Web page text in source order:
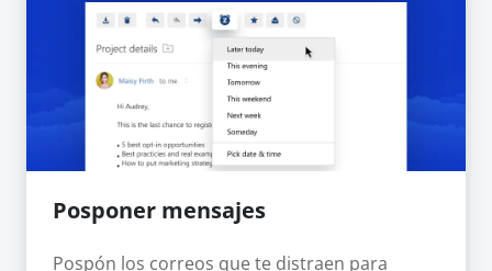
Posponer mensajes
Pospón los correos que te distraen para